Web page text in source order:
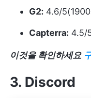
G2: 4.6/
Capterra: 4.5/
이것을 확인하세요
3. Discord